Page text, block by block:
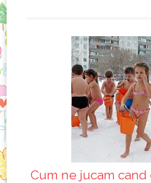
Cum ne jucam